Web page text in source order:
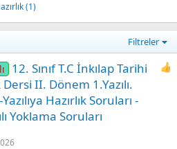
(1)
Filtreler
12. Sınıf T.C İnkılap Tarihi
II. Dönem 1.Yazılı.
Hazırlık Soruları -
Yoklama Soruları